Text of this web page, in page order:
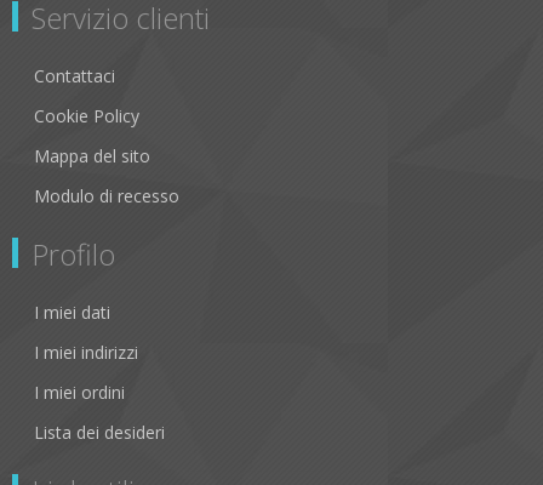
Servizio clienti
Contattaci
Cookie Policy
Mappa del sito
Modulo di recesso
Profilo
I miei dati
I miei indirizzi
I miei ordini
Lista dei desideri